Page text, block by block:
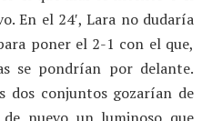
En el 24′, Lara no dudaría
poner el 2-1 con el que,
se pondrían por delante.
dos conjuntos gozarían de